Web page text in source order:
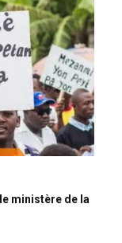
ministère de la